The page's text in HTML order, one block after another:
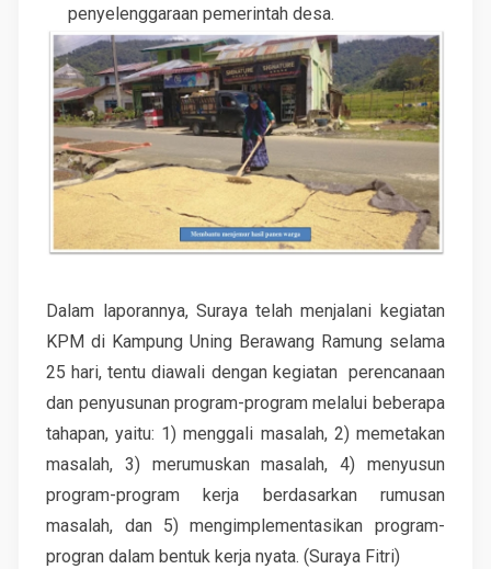
penyelenggaraan pemerintah desa.
Dalam laporannya, Suraya telah menjalani kegiatan
KPM di Kampung Uning Berawang Ramung selama
25 hari, tentu diawali dengan kegiatan perencanaan
dan penyusunan program-program melalui beberapa
tahapan, yaitu: 1) menggali masalah, 2) memetakan
masalah, 3) merumuskan masalah, 4) menyusun
program-program kerja berdasarkan rumusan
masalah, dan 5) mengimplementasikan program-
progran dalam bentuk kerja nyata. (Suraya Fitri)